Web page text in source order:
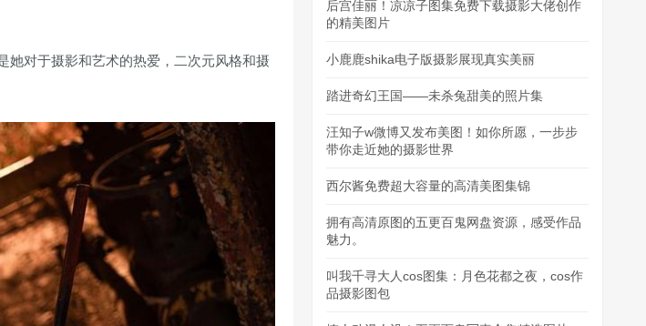
她对于摄影和艺术的热爱，二次元风格和摄
后宫佳丽！凉凉子图集免费下载摄影大佬创作
的精美图片
小鹿鹿shika电子版摄影展现真实美丽
踏进奇幻王国——未杀兔甜美的照片集
汪知子w微博又发布美图！如你所愿，一步步
带你走近她的摄影世界
西尔酱免费超大容量的高清美图集锦
拥有高清原图的五更百鬼网盘资源，感受作品
魅力。
叫我千寻大人cos图集：月色花都之夜，cos作
品摄影图包